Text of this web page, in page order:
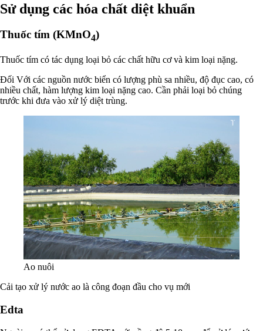
Sử dụng các hóa chất diệt khuẩn
Thuốc tím (KMnO4)
Thuốc tím có tác dụng loại bỏ các chất hữu cơ và kim loại nặng.
Đối Với các nguồn nước biển có lượng phù sa nhiều, độ đục cao, có
nhiều chất, hàm lượng kim loại nặng cao. Cần phải loại bỏ chúng
trước khi đưa vào xử lý diệt trùng.
Ao nuôi
Cải tạo xử lý nước ao là công đoạn đầu cho vụ mới
Edta